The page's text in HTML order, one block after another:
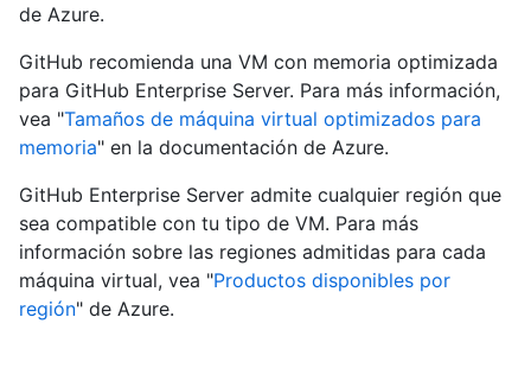
de Azure.
GitHub recomienda una VM con memoria optimizada
para GitHub Enterprise Server. Para más información,
vea "Tamaños de máquina virtual optimizados para
memoria" en la documentación de Azure.
GitHub Enterprise Server admite cualquier región que
sea compatible con tu tipo de VM. Para más
información sobre las regiones admitidas para cada
máquina virtual, vea "Productos disponibles por
región" de Azure.